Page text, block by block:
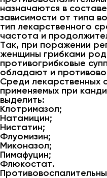
назначаются в
зависимости от типа
тип лекарственного
частота и
Так, при поражении
женщины грибками
противогрибковые
обладают и
Среди лекарственных
применяемых при
выделить:
Клотримазол;
Натамицин;
Нистатин;
Флуомизин;
Миконазол;
Пимафуцин;
Флюкостат.